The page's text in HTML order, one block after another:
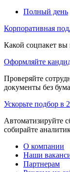
Полный день
Корпоративная
Какой соцпакет вы
Оформляйте
Проверяйте
документы без
Ускорьте подбор в
Автоматизируйте
собирайте
О компании
Наши
Партнерам